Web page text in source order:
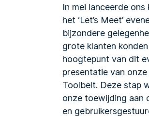
In mei lanceerde
het ‘Let’s Meet’
bijzondere
grote klanten
hoogtepunt van dit
presentatie van
Toolbelt. Deze stap
onze toewijding aan
en